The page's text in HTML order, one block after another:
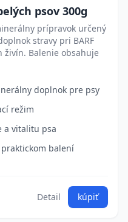
psov 300g
prípravok určený
stravy pri BARF
Balenie obsahuje
doplnok pre psy
režim
a vitalitu psa
praktickom balení
Detail kúpiť